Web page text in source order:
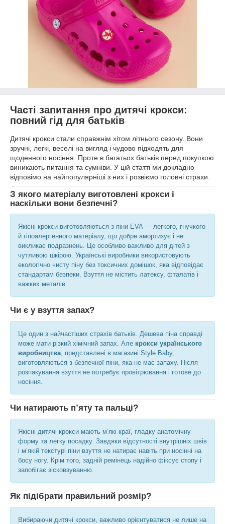
Часті запитання про дитячі крокси:
повний гід для батьків
Дитячі крокси стали справжнім хітом літнього сезону. Вони
зручні, легкі, веселі на вигляд і чудово підходять для
щоденного носіння. Проте в багатьох батьків перед покупкою
виникають питання та сумніви. У цій статті ми докладно
відповімо на найпопулярніші з них і розвіємо головні страхи.
З якого матеріалу виготовлені крокси і
наскільки вони безпечні?
Якісні крокси виготовляються з піни EVA — легкого, гнучкого
й гіпоалергенного матеріалу, що добре амортизує і не
викликає подразнень. Це особливо важливо для дітей з
чутливою шкірою. Українські виробники використовують
екологічно чисту піну без токсичних домішок, яка відповідає
стандартам безпеки. Взуття не містить латексу, фталатів і
важких металів.
Чи є у взуття запах?
Це один з найчастіших страхів батьків. Дешева піна справді
може мати різкий хімічний запах. Але крокси українського
виробництва, представлені в магазині Style Baby,
виготовляються з безпечної піни, яка не має запаху. Після
розпакування взуття не потребує провітрювання і готове до
носіння.
Чи натирають п’яту та пальці?
Якісні дитячі крокси мають м’які краї, гладку анатомічну
форму та легку посадку. Завдяки відсутності внутрішніх швів
і м’якій текстурі піни взуття не натирає навіть при носінні на
босу ногу. Крім того, задній ремінець надійно фіксує стопу і
запобігає зісковзуванню.
Як підібрати правильний розмір?
Вибираючи дитячі крокси, важливо орієнтуватися не лише на